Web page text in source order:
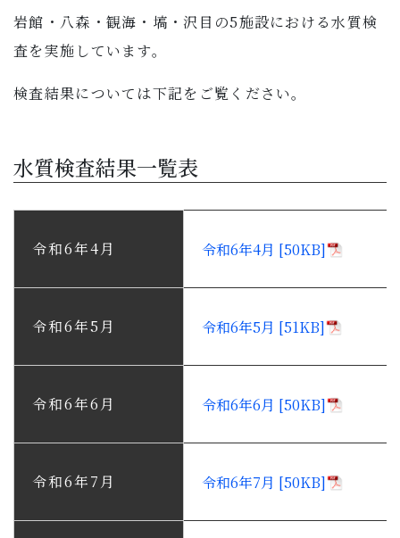
岩館・八森・観海・塙・沢目の5施設における水質検
査を実施しています。
検査結果については下記をご覧ください。
水質検査結果一覧表
令和6年4月 令和6年4月 [50KB]
令和6年5月 令和6年5月 [51KB]
令和6年6月 令和6年6月 [50KB]
令和6年7月 令和6年7月 [50KB]